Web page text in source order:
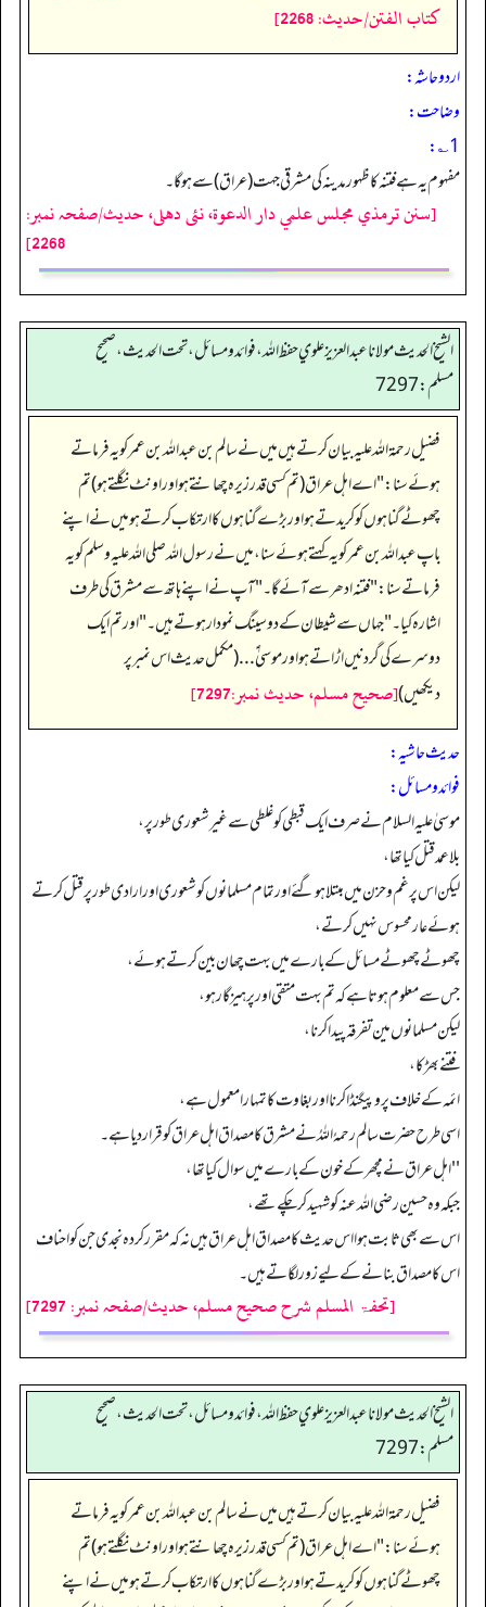
كتاب الفتن/حدیث: 2268]
اردو حاشہ:
وضاحت:
1؎:
مفہوم یہ ہے فتنہ کا ظہور مدینہ کی مشرقی جہت (عراق) سے ہوگا۔
[سنن ترمذي مجلس علمي دار الدعوة، نئى دهلى، حدیث/صفحہ نمبر:
2268]
الشيخ الحديث مولانا عبدالعزيز علوي حفظ الله، فوائد و مسائل، تحت الحديث ، صحيح
مسلم: 7297
فضیل رحمۃ اللہ علیہ بیان کرتے ہیں میں نے سالم بن عبد اللہ بن عمر کو یہ فرماتے
ہوئےسنا:"اے اہل عراق (تم کسی قدرزیرہ چھانتے ہو اور اونٹ نگلتے ہو) تم
چھوٹے گناہوں کو کریدتے ہو اور بڑے گناہوں کا ارتکاب کرتے ہو میں نے اپنے
باپ عبد اللہ بن عمر کو یہ کہتے ہوئے سنا، میں نے رسول اللہ صلی اللہ علیہ وسلم کو یہ
فرماتے سنا:"فتنہ ادھر سےآئےگا۔"آپ نے اپنے ہاتھ سے مشرق کی طرف
اشارہ کیا۔" جہاں سے شیطان کے دو سینگ نمو دار ہوتے ہیں۔" اور تم ایک
دوسرے کی گردنیں اڑاتے ہو اور موسیٰ ؑ... (مکمل حدیث اس نمبر پر
دیکھیں)[صحيح مسلم، حديث نمبر:7297]
حدیث حاشیہ:
فوائد ومسائل:
موسیٰ علیہ السلام نے صرف ایک قبطی کو غلطی سے غیر شعوری طور پر،
بلا عمد قتل کیا تھا،
لیکن اس پر غم و حزن میں مبتلا ہوگئے اور تمام مسلمانوں کو شعوری اور ارادی طور پر قتل کرتے
ہوئے عار محسوس نہیں کرتے،
چھوٹے چھوٹے مسائل کے بارے میں بہت چھان بین کرتے ہوئے،
جس سے معلوم ہوتا ہے کہ تم بہت متقی اور پرہیز گار ہو،
لیکن مسلمانوں مین تفرقہ پیدا کرنا،
فتنے بھڑکا،
ائمہ کے خلاف پرو پیگنڈا کرنا اوربغاوت کا تمہارا معمول ہے،
اسی طرح حضرت سالم رحمہُ اللہُ نے مشرق کا مصداق اہل عراق کو قرار دیا ہے۔
''اہل عراق نے مچھر کے خون کے بارے میں سوال کیا تھا،
جبکہ وہ حسین رضی اللہ عنہ کو شہید کرچکے تھے،
اس سے بھی ثابت ہوا اس حدیث کا مصداق اہل عراق ہیں نہ کہ مقرر کردہ نجدی جن کو احناف
اس کا مصداق بنانے کے لیے زور لگاتے ہیں۔
[تحفۃ المسلم شرح صحیح مسلم، حدیث/صفحہ نمبر: 7297]
الشيخ الحديث مولانا عبدالعزيز علوي حفظ الله، فوائد و مسائل، تحت الحديث ، صحيح
مسلم: 7297
فضیل رحمۃ اللہ علیہ بیان کرتے ہیں میں نے سالم بن عبد اللہ بن عمر کو یہ فرماتے
ہوئےسنا:"اے اہل عراق (تم کسی قدرزیرہ چھانتے ہو اور اونٹ نگلتے ہو) تم
چھوٹے گناہوں کو کریدتے ہو اور بڑے گناہوں کا ارتکاب کرتے ہو میں نے اپنے